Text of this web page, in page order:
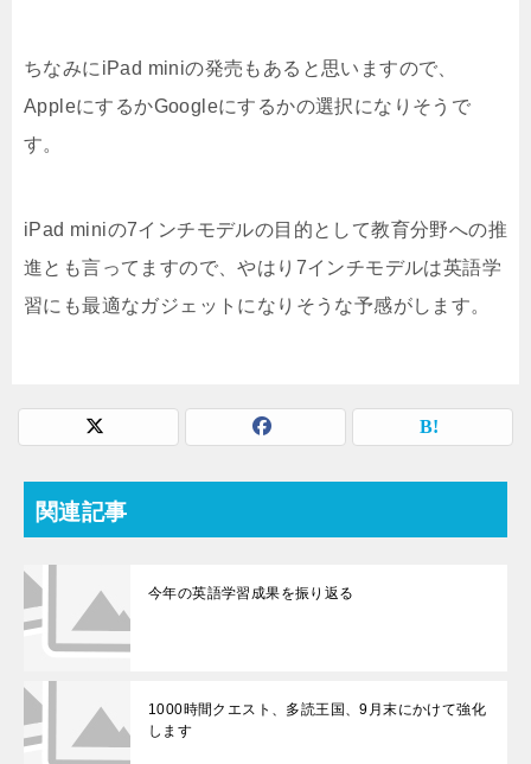
ちなみにiPad miniの発売もあると思いますので、
AppleにするかGoogleにするかの選択になりそうで
す。
iPad miniの7インチモデルの目的として教育分野への推
進とも言ってますので、やはり7インチモデルは英語学
習にも最適なガジェットになりそうな予感がします。
関連記事
今年の英語学習成果を振り返る
1000時間クエスト、多読王国、9月末にかけて強化
します